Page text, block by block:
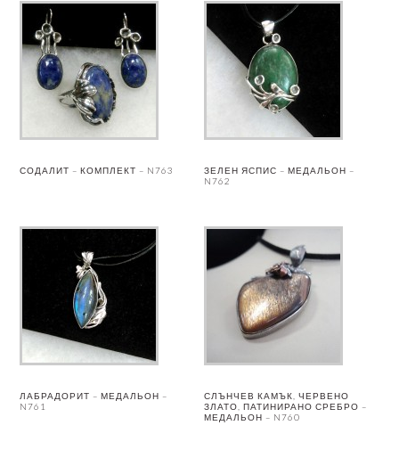
СОДАЛИТ – КОМПЛЕКТ – N763
ЗЕЛЕН ЯСПИС – МЕДАЛЬОН –
N762
ЛАБРАДОРИТ – МЕДАЛЬОН –
N761
СЛЪНЧЕВ КАМЪК, ЧЕРВЕНО
ЗЛАТО, ПАТИНИРАНО СРЕБРО –
МЕДАЛЬОН – N760